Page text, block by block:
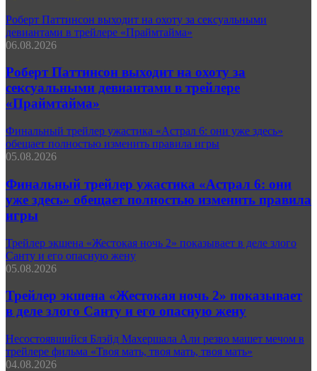
Роберт Паттинсон выходит на охоту за сексуальными
девиантами в трейлере «Праймтайма»
06.08.2026
Роберт Паттинсон выходит на охоту за
сексуальными девиантами в трейлере
«Праймтайма»
Финальный трейлер ужастика «Астрал 6: они уже здесь»
обещает полностью изменить правила игры
05.08.2026
Финальный трейлер ужастика «Астрал 6: они
уже здесь» обещает полностью изменить правила
игры
Трейлер экшена «Жестокая ночь 2» показывает в деле злого
Санту и его опасную жену
05.08.2026
Трейлер экшена «Жестокая ночь 2» показывает
в деле злого Санту и его опасную жену
Несостоявшийся Блэйд Махершала Али резво машет мечом в
трейлере фильма «Твоя мать, твоя мать, твоя мать»
04.08.2026